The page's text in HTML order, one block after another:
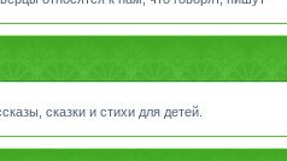
сказки и стихи для детей.